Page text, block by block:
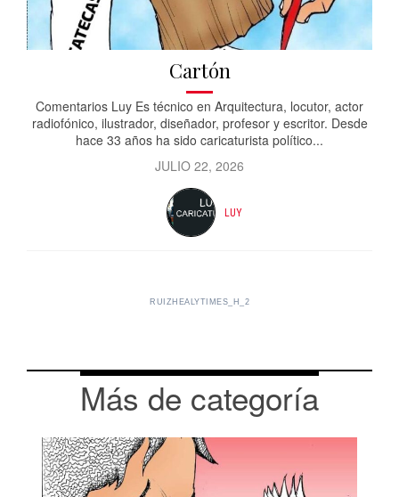
Cartón
Comentarios Luy Es técnico en Arquitectura, locutor, actor
radiofónico, ilustrador, diseñador, profesor y escritor. Desde
hace 33 años ha sido caricaturista político...
JULIO 22, 2026
LUY
RUIZHEALYTIMES_H_2
Más de categoría